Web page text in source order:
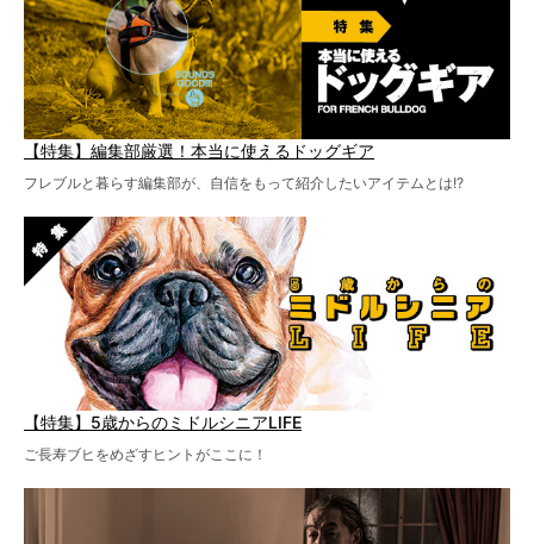
【特集】編集部厳選！本当に使えるドッグギア
フレブルと暮らす編集部が、自信をもって紹介したいアイテムとは!?
【特集】5歳からのミドルシニアLIFE
ご長寿ブヒをめざすヒントがここに！